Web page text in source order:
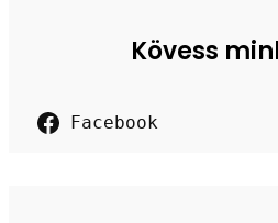
Kövess
Facebook